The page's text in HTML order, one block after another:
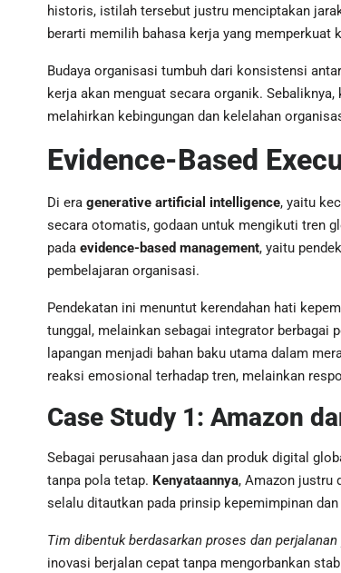
historis, istilah tersebut justru menciptakan
berarti memilih bahasa kerja yang
Budaya organisasi tumbuh dari konsistensi
kerja akan menguat secara organik.
melahirkan kebingungan dan kelelahan
Evidence-Based
Di era generative artificial intelligence, yaitu
secara otomatis, godaan untuk mengikuti tren
pada evidence-based management, yaitu
pembelajaran organisasi.
Pendekatan ini menuntut kerendahan hati
tunggal, melainkan sebagai integrator berbagai
lapangan menjadi bahan baku utama dalam
reaksi emosional terhadap tren, melainkan
Case Study 1: Amazon
Sebagai perusahaan jasa dan produk digital
tanpa pola tetap. Kenyataannya, Amazon justru
selalu ditautkan pada prinsip kepemimpinan
Tim dibentuk berdasarkan proses dan perjalanan
inovasi berjalan cepat tanpa mengorbankan